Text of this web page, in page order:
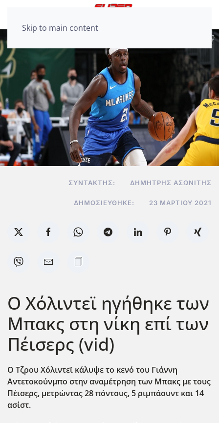
Skip to main content
ΣΥΝΤΆΚΤΗΣ: ΔΗΜΉΤΡΗΣ ΑΣΩΝΊΤΗΣ
ΔΗΜΟΣΙΕΎΘΗΚΕ: 23 ΜΑΡΤΊΟΥ 2021
Ο Χόλιντεϊ ηγήθηκε των
Μπακς στη νίκη επί των
Πέισερς (vid)
Ο Τζρου Χόλιντεϊ κάλυψε το κενό του Γιάννη
Αντετοκούνμπο στην αναμέτρηση των Μπακς με τους
Πέισερς, μετρώντας 28 πόντους, 5 ριμπάουντ και 14
ασίστ.